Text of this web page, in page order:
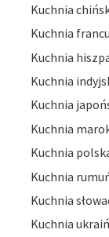
Kuchnia
Kuchnia
Kuchnia
Kuchnia
Kuchnia
Kuchnia
Kuchnia
Kuchnia
Kuchnia
Kuchnia